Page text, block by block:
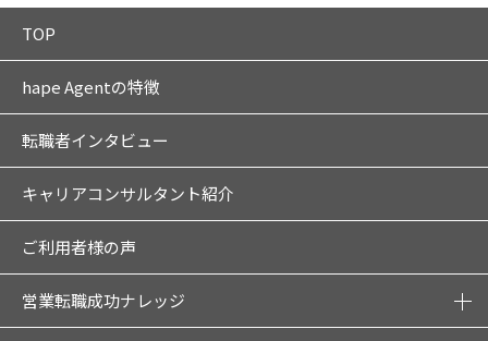
TOP
hape Agentの特徴
転職者インタビュー
キャリアコンサルタント紹介
ご利用者様の声
営業転職成功ナレッジ